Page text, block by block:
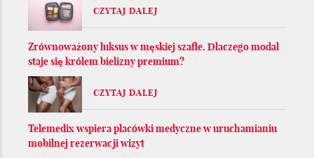
CZYTAJ DALEJ
Zrównoważony luksus w męskiej szafie. Dlaczego modal
staje się królem bielizny premium?
CZYTAJ DALEJ
Telemedix wspiera placówki medyczne w uruchamianiu
mobilnej rezerwacji wizyt